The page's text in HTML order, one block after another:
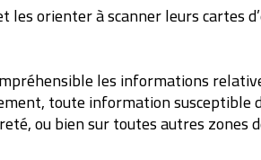
les orienter à scanner leurs cartes
les informations
toute information susceptible
ou bien sur toutes autres zones